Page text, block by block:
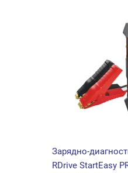
Зарядно-
RDrive StartEasy